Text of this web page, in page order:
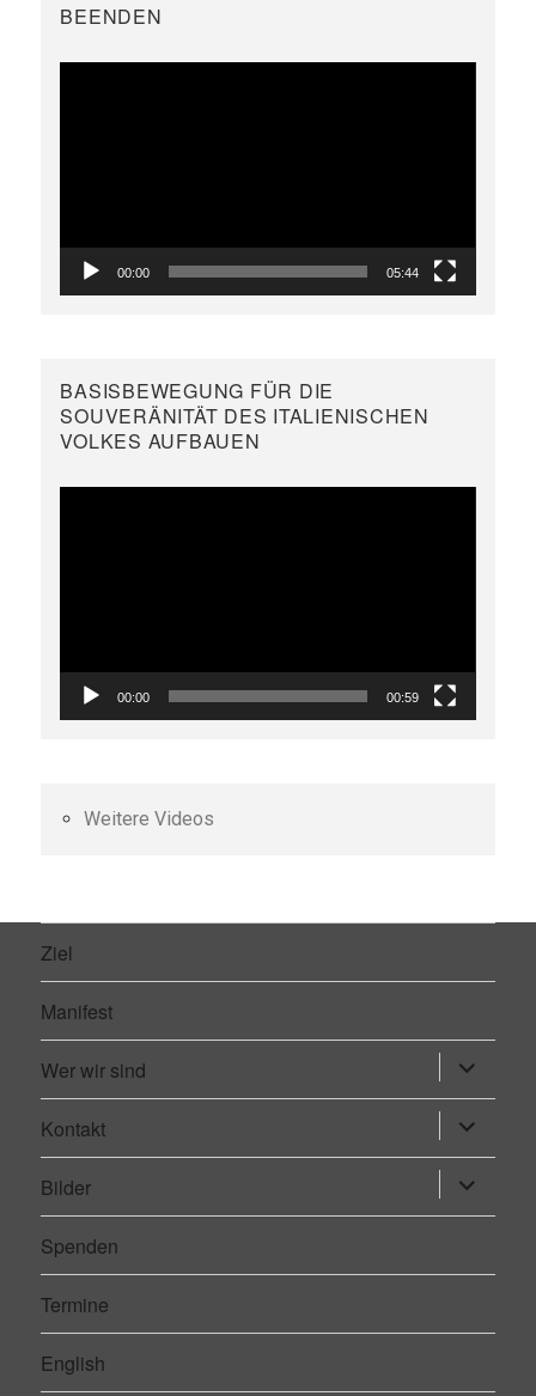
BEENDEN
00:00 05:44
BASISBEWEGUNG FÜR DIE
SOUVERÄNITÄT DES ITALIENISCHEN
VOLKES AUFBAUEN
00:00 00:59
Weitere Videos
Ziel
Manifest
Wer wir sind
öffnen
Kontakt
öffnen
Bilder
öffnen
Spenden
Termine
English